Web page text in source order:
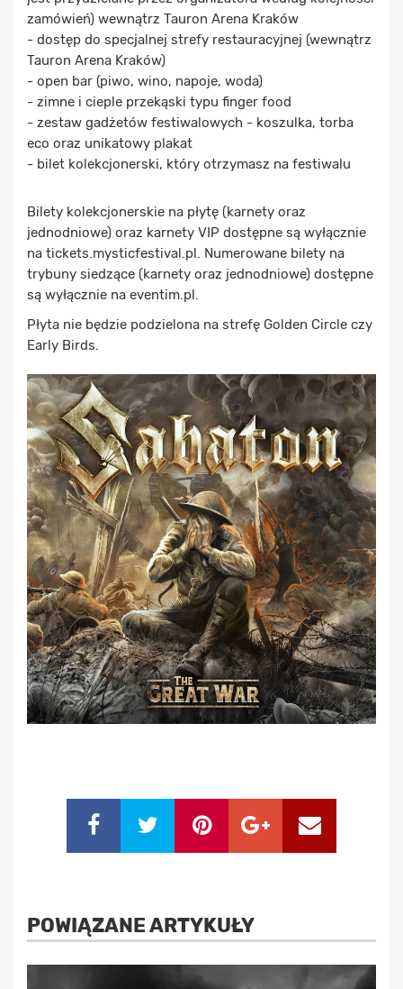
zamówień) wewnątrz Tauron Arena Kraków
- dostęp do specjalnej strefy restauracyjnej (wewnątrz
Tauron Arena Kraków)
- open bar (piwo, wino, napoje, woda)
- zimne i cieple przekąski typu finger food
- zestaw gadżetów festiwalowych - koszulka, torba
eco oraz unikatowy plakat
- bilet kolekcjonerski, który otrzymasz na festiwalu
Bilety kolekcjonerskie na płytę (karnety oraz
jednodniowe) oraz karnety VIP dostępne są wyłącznie
na tickets.mysticfestival.pl. Numerowane bilety na
trybuny siedzące (karnety oraz jednodniowe) dostępne
są wyłącznie na eventim.pl.
Płyta nie będzie podzielona na strefę Golden Circle czy
Early Birds.
POWIĄZANE ARTYKUŁY